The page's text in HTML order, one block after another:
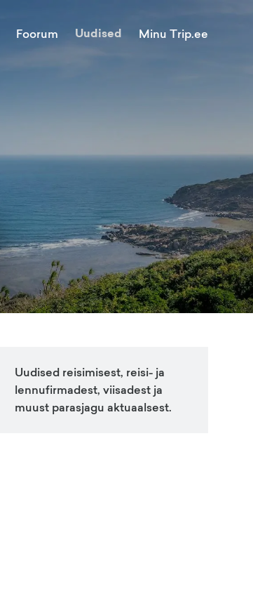
Foorum Uudised Minu Trip.ee
Uudised reisimisest, reisi- ja
lennufirmadest, viisadest ja
muust parasjagu aktuaalsest.